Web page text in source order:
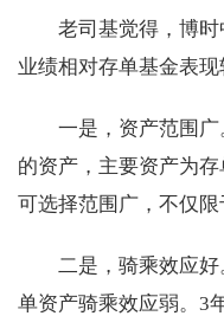
老司基觉得，博时
业绩相对存单基金表
一是，资产范围
的资产，主要资产为
可选择范围广，不仅限
二是，骑乘效应
单资产骑乘效应弱。3